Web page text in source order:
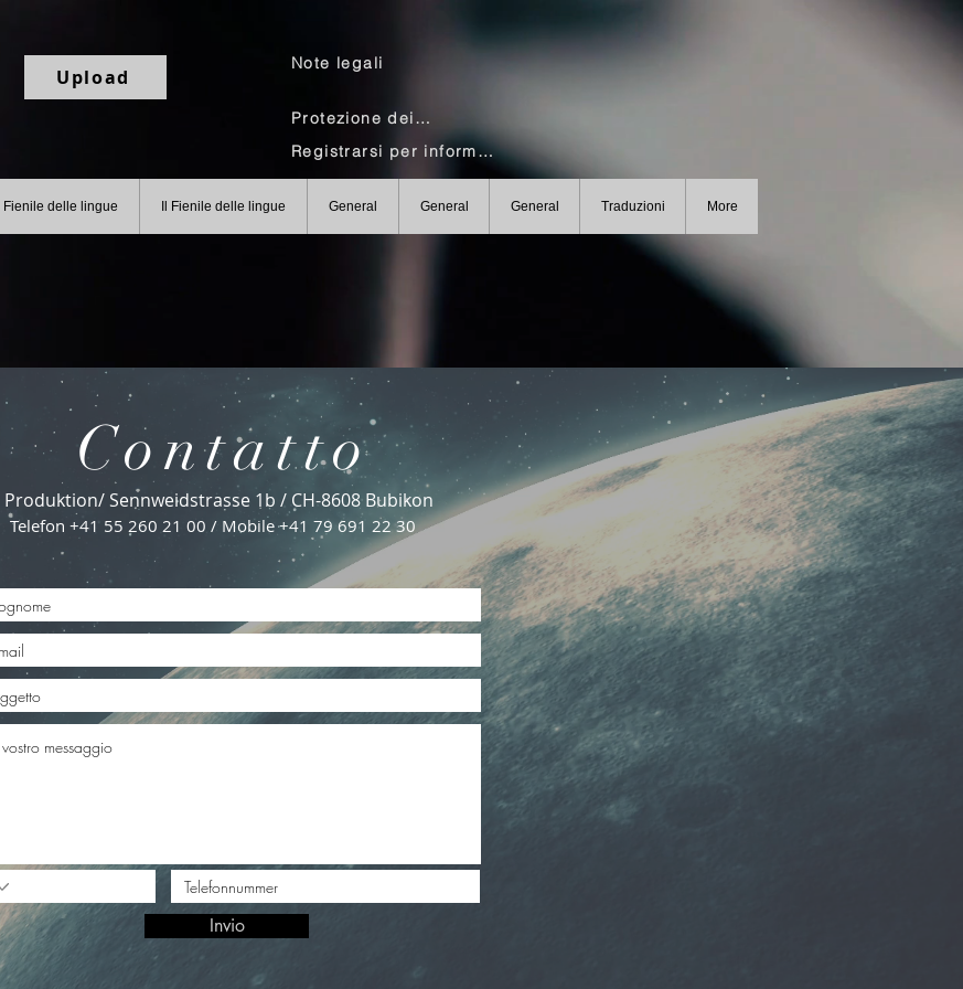
Upload
Note legali
Protezione dei dati
Registrarsi per informazioni e le News
Il Fienile delle lingue Il Fienile delle lingue General General General Traduzioni More
Contatto
Produktion/ Sennweidstrasse 1b / CH-8608 Bubikon
Telefon +41 55 260 21 00 / Mobile +41 79 691 22 30
Invio